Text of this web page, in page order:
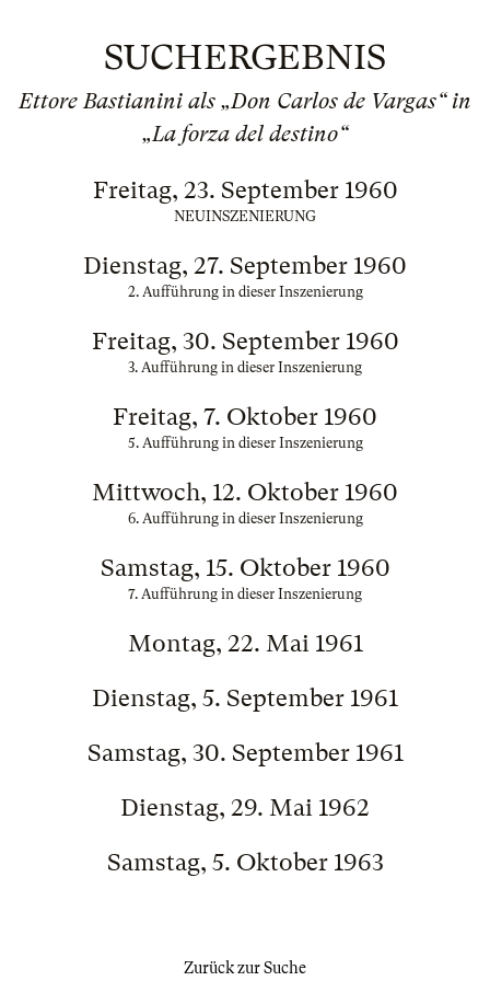
SUCHERGEBNIS
Ettore Bastianini als „Don Carlos de Vargas“ in
„La forza del destino“
Freitag, 23. September 1960
NEUINSZENIERUNG
Dienstag, 27. September 1960
2. Aufführung in dieser Inszenierung
Freitag, 30. September 1960
3. Aufführung in dieser Inszenierung
Freitag, 7. Oktober 1960
5. Aufführung in dieser Inszenierung
Mittwoch, 12. Oktober 1960
6. Aufführung in dieser Inszenierung
Samstag, 15. Oktober 1960
7. Aufführung in dieser Inszenierung
Montag, 22. Mai 1961
Dienstag, 5. September 1961
Samstag, 30. September 1961
Dienstag, 29. Mai 1962
Samstag, 5. Oktober 1963
Zurück zur Suche